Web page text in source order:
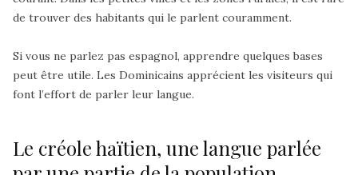
de trouver des habitants qui le parlent couramment.
Si vous ne parlez pas espagnol, apprendre quelques bases
peut être utile. Les Dominicains apprécient les visiteurs qui
font l’effort de parler leur langue.
Le créole haïtien, une langue parlée